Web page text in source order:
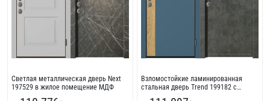
Светлая металлическая дверь Next
197529 в жилое помещение МДФ
Взломостойкие ламинированная
стальная дверь Trend 199182 с